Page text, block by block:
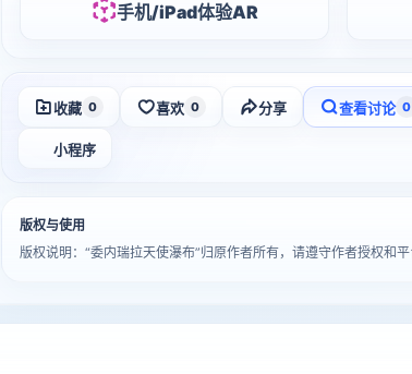
手机/iPad体验AR
收藏 0 喜欢 0 分享 查看讨论 0
小程序
版权与使用
版权说明：“委内瑞拉天使瀑布”归原作者所有，请遵守作者授权和